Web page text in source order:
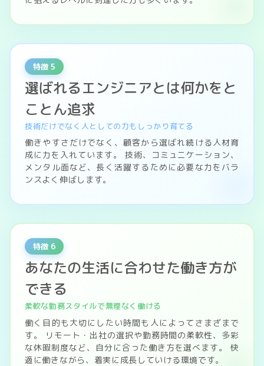
特徴 5
選ばれるエンジニアとは何かをと
ことん追求
技術だけでなく人としての力もしっかり育てる
働きやすさだけでなく、顧客から選ばれ続ける人材育
成に力を入れています。 技術、コミュニケーション、
メンタル面など、長く活躍するために必要な力をバラ
ンスよく伸ばします。
特徴 6
あなたの生活に合わせた働き方が
できる
柔軟な勤務スタイルで無理なく働ける
働く目的も大切にしたい時間も人によってさまざまで
す。 リモート・出社の選択や勤務時間の柔軟性、多彩
な休暇制度など、自分に合った働き方を選べます。 快
適に働きながら、着実に成長していける環境です。